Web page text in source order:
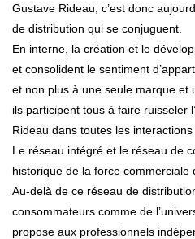
Gustave Rideau, c’est donc
de distribution qui se conjuguent.
En interne, la création et le
et consolident le sentiment
et non plus à une seule marque et
ils participent tous à faire ruisseler
Rideau dans toutes les
Le réseau intégré et le réseau de
historique de la force commerciale
Au-delà de ce réseau de
consommateurs comme de
propose aux professionnels